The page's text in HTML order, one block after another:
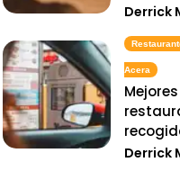
Derrick
Acera
Derrick